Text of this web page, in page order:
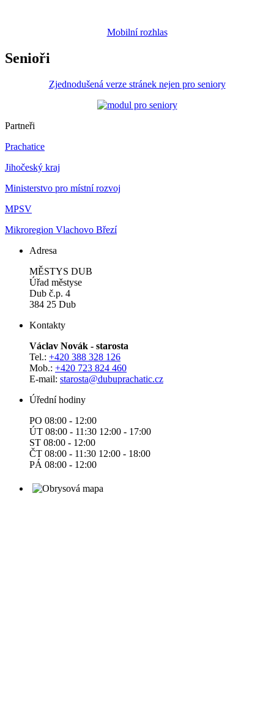
Mobilní rozhlas
Senioři
Zjednodušená verze stránek nejen pro seniory
Partneři
Prachatice
Jihočeský kraj
Ministerstvo pro místní rozvoj
MPSV
Mikroregion Vlachovo Březí
Adresa
MĚSTYS DUB
Úřad městyse
Dub č.p. 4
384 25 Dub
Kontakty
Václav Novák - starosta
Tel.: +420 388 328 126
Mob.: +420 723 824 460
E-mail: starosta@dubuprachatic.cz
Úřední hodiny
PO 08:00 - 12:00
ÚT 08:00 - 11:30 12:00 - 17:00
ST 08:00 - 12:00
ČT 08:00 - 11:30 12:00 - 18:00
PÁ 08:00 - 12:00